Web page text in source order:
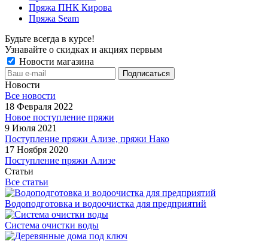
Пряжа ПНК Кирова
Пряжа Seam
Будьте всегда в курсе!
Узнавайте о скидках и акциях первым
Новости магазина
Новости
Все новости
18 Февраля 2022
Новое поступление пряжи
9 Июля 2021
Поступление пряжи Ализе, пряжи Нако
17 Ноября 2020
Поступление пряжи Ализе
Статьи
Все статьи
Водоподготовка и водоочистка для предприятий
Система очистки воды